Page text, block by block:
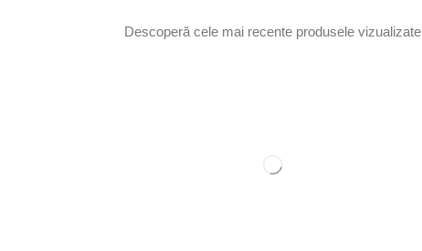
Descoperă cele mai recente produsele vizualizate